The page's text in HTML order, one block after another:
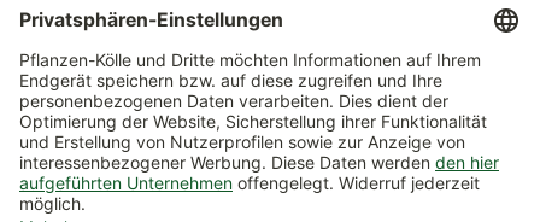
Zahlarten
*Alle Preise inkl. gesetzlicher Mehrwertsteuer zzgl.Versand
Mindestbestellwert 14,90 €, ausgenommen sind Gutscheine und
Events.